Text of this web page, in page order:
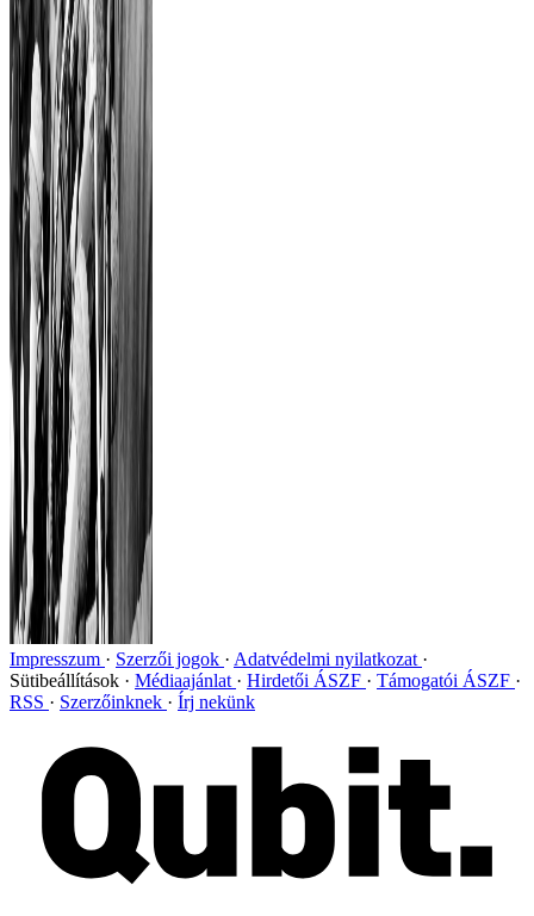
Impresszum Szerzői jogok
Adatvédelmi nyilatkozat
Sütibeállítások
Médiaajánlat Hirdetői ÁSZF
Támogatói ÁSZF
RSS
Szerzőinknek Írj nekünk